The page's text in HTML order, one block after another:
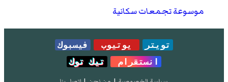
موسوعة تجمعات سكانية
تويتر يوتيوب
فيسبوك
انستقرام
تيك توك